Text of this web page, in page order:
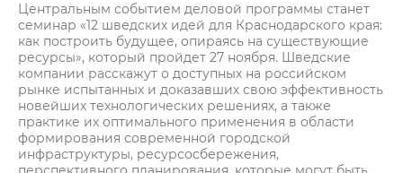
Центральным событием деловой программы станет
семинар «12 шведских идей для Краснодарского края:
как построить будущее, опираясь на существующие
ресурсы», который пройдет 27 ноября. Шведские
компании расскажут о доступных на российском
рынке испытанных и доказавших свою эффективность
новейших технологических решениях, а также
практике их оптимального применения в области
формирования современной городской
инфраструктуры, ресурсосбережения,